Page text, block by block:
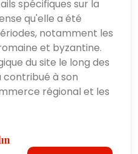
spécifiques sur la
qu'elle a été
notamment les
et byzantine.
du site le long des
à son
régional et les